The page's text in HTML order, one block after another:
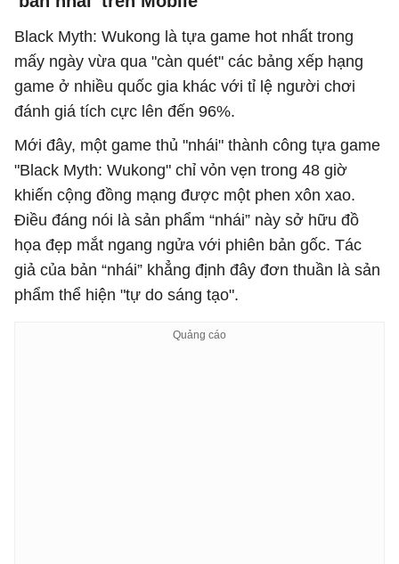
Black Myth: Wukong là tựa game hot nhất trong
mấy ngày vừa qua "càn quét" các bảng xếp hạng
game ở nhiều quốc gia khác với tỉ lệ người chơi
đánh giá tích cực lên đến 96%.
Mới đây, một game thủ "nhái" thành công tựa game
"Black Myth: Wukong" chỉ vỏn vẹn trong 48 giờ
khiến cộng đồng mạng được một phen xôn xao.
Điều đáng nói là sản phẩm “nhái” này sở hữu đồ
họa đẹp mắt ngang ngửa với phiên bản gốc. Tác
giả của bản “nhái” khẳng định đây đơn thuần là sản
phẩm thể hiện "tự do sáng tạo".